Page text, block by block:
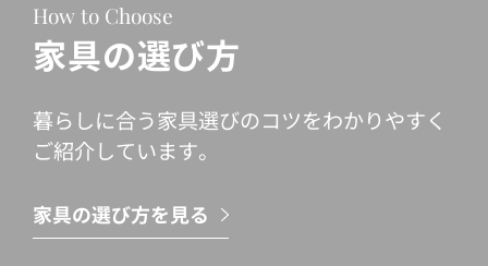
How to Choose
家具の選び方
暮らしに合う家具選びのコツをわかりやすく
ご紹介しています。
家具の選び方を見る